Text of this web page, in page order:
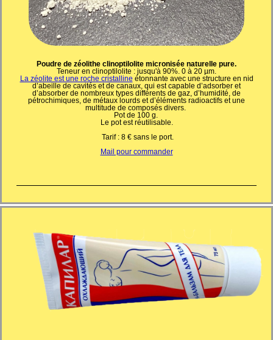
Poudre de zéolithe clinoptilolite micronisée naturelle pure.
Teneur en clinoptilolite : jusqu'à 90%. 0 à 20 µm.
La zéolite est une roche cristalline étonnante avec une structure en nid
d’abeille de cavités et de canaux, qui est capable d’adsorber et
d’absorber de nombreux types différents de gaz, d’humidité, de
pétrochimiques, de métaux lourds et d’éléments radioactifs et une
multitude de composés divers.
Pot de 100 g.
Le pot est réutilisable.
Tarif : 8 € sans le port.
Mail pour commander